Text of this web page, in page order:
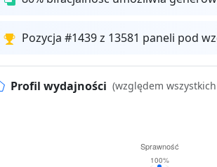
Pozycja #1439 z 13581 paneli pod
Profil wydajności (względem